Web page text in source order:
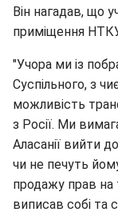
Він нагадав, що
приміщення
"Учора ми із
Суспільного, з
можливість
з Росії. Ми
Аласанії вийти
чи не печуть
продажу прав на
виписав собі та